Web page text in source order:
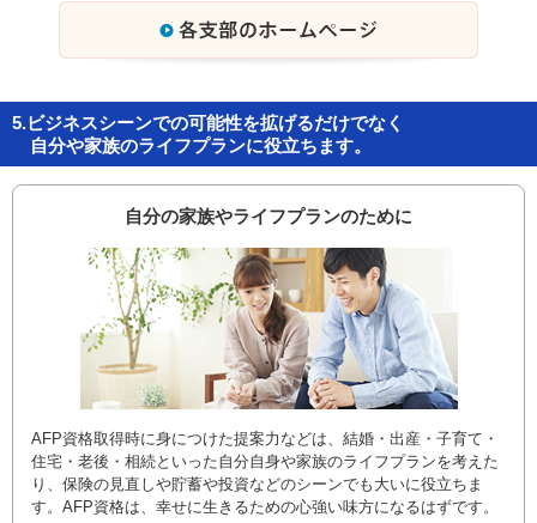
5.ビジネスシーンでの可能性を拡げるだけでなく
自分や家族のライフプランに役立ちます。
自分の家族やライフプランのために
AFP資格取得時に身につけた提案力などは、結婚・出産・子育て・
住宅・老後・相続といった自分自身や家族のライフプランを考えた
り、保険の見直しや貯蓄や投資などのシーンでも大いに役立ちま
す。AFP資格は、幸せに生きるための心強い味方になるはずです。